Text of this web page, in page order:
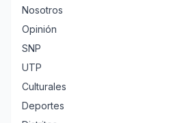
Nosotros
Opinión
SNP
UTP
Culturales
Deportes